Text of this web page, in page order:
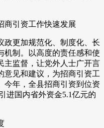
商引资工作快速发展
政更加规范化、制度化、长
机制。以高度的责任感和使
主监督，让党外人士广开言
意见和建议，为招商引资工
今年，全县招商引资到位资
进国内省外资金5.1亿元的